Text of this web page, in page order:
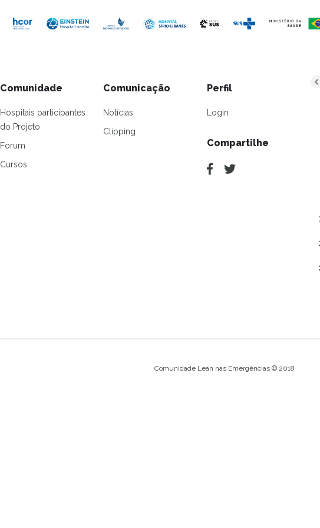
Comunidade
Hospitais participantes
do Projeto
Forum
Cursos
Comunicação
Notícias
Clipping
Perfil
Login
Compartilhe
Comunidade Lean nas Emergências © 2018